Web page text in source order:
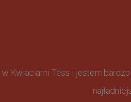
Kwiaciarni Tess i jestem